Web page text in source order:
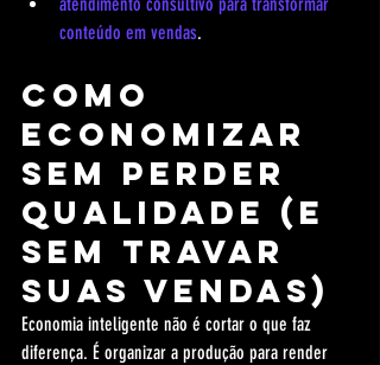
conteúdo em vendas.
Como
economizar
sem perder
qualidade (e
sem travar
suas vendas)
Economia inteligente não é cortar o que faz
diferença. É organizar a produção para render